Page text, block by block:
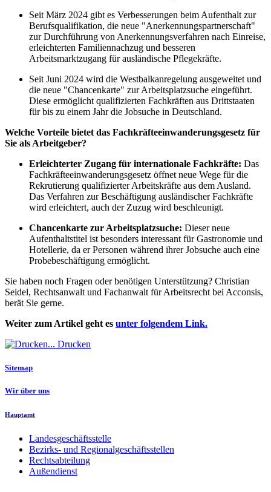
Seit März 2024 gibt es Verbesserungen beim Aufenthalt zur
Berufsqualifikation, die neue "Anerkennungspartnerschaft"
zur Durchführung von Anerkennungsverfahren nach Einreise,
erleichterten Familiennachzug und besseren
Arbeitsmarktzugang für ausländische Pflegekräfte.
Seit Juni 2024 wird die Westbalkanregelung ausgeweitet und
die neue "Chancenkarte" zur Arbeitsplatzsuche eingeführt.
Diese ermöglicht qualifizierten Fachkräften aus Drittstaaten
für bis zu einem Jahr die Jobsuche in Deutschland.
Welche Vorteile bietet das Fachkräfteeinwanderungsgesetz für
Sie als Arbeitgeber?
Erleichterter Zugang für internationale Fachkräfte: Das
Fachkräfteeinwanderungsgesetz öffnet neue Wege für die
Rekrutierung qualifizierter Arbeitskräfte aus dem Ausland.
Das Verfahren zur Beschäftigung ausländischer Fachkräfte
wird erleichtert, auch der Zuzug wird beschleunigt.
Chancenkarte zur Arbeitsplatzsuche: Dieser neue
Aufenthaltstitel ist besonders interessant für Gastronomie und
Hotellerie, da er Personen während ihrer Jobsuche auch eine
Probebeschäftigung ermöglicht.
Sie haben noch Fragen oder benötigen Unterstützung? Christian
Seidel, Rechtsanwalt und Fachanwalt für Arbeitsrecht bei Acconsis,
berät Sie gerne.
Weiter zum Artikel geht es unter folgendem Link.
Drucken
Sitemap
Wir über uns
Hauptamt
Landesgeschäftsstelle
Bezirks- und Regionalgeschäftsstellen
Rechtsabteilung
Außendienst